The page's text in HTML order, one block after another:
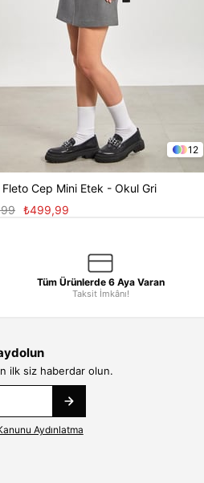
12
Fleto Cep Mini Etek - Okul Gri
₺499,99
Tüm Ürünlerde 6 Aya Varan
Taksit İmkânı!
ilk siz haberdar olun.
Aydınlatma